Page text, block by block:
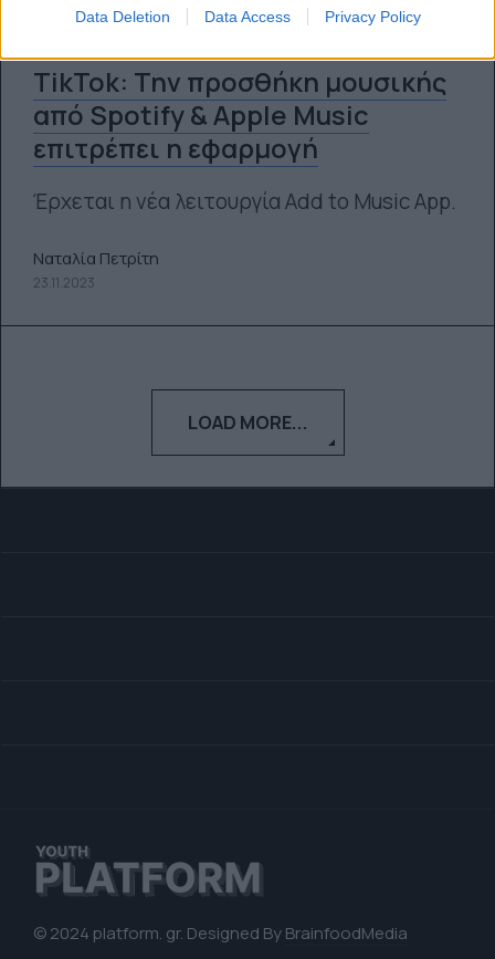
Data Deletion Data Access Privacy Policy
TikTok: Την προσθήκη μουσικής
από Spotify & Apple Music
επιτρέπει η εφαρμογή
Έρχεται η νέα λειτουργία Add to Music App.
Ναταλία Πετρίτη
23.11.2023
LOAD MORE...
© 2024 platform. gr. Designed ByBrainfoodMedia